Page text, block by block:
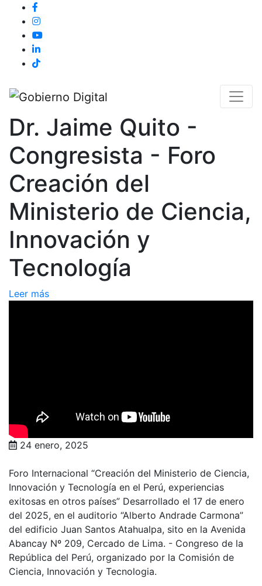
Dr. Jaime Quito -
Congresista - Foro
Creación del
Ministerio de Ciencia,
Innovación y
Tecnología
Leer más
24 enero, 2025
Foro Internacional “Creación del Ministerio de Ciencia,
Innovación y Tecnología en el Perú, experiencias
exitosas en otros países” Desarrollado el 17 de enero
del 2025, en el auditorio “Alberto Andrade Carmona”
del edificio Juan Santos Atahualpa, sito en la Avenida
Abancay Nº 209, Cercado de Lima. - Congreso de la
República del Perú, organizado por la Comisión de
Ciencia, Innovación y Tecnologia.